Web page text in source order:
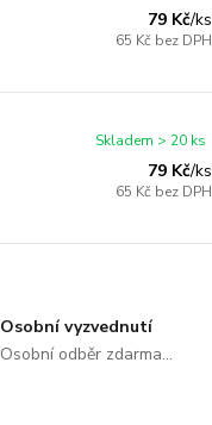
79 Kč/ks
65 Kč bez DPH
79 Kč/ks
65 Kč bez DPH
Skladem > 20 ks
Osobní vyzvednutí
Osobní odběr zdarma...